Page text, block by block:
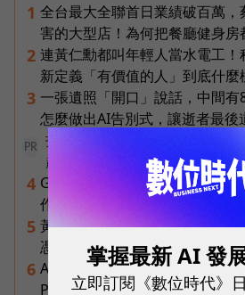
1 全台最大全聯首日業績破百萬
害的大型店！為何把餐廳健身房
2 連黃仁勳都叫年輕人當水電工
新定義「有價值的人」到底什麼
3 一張遺照「開口」說話，中間
怎麼做出AI告別式，讓逝者最後
PR
打造 AI 行銷飛輪！破解企業行
越差」的盲點
4 Gemini Spark完整教學｜幫你
作流程，3個超實用情境一次看
5 黃仁勳兆元宴永遠站最後一排！
憑什麼讓台達電被市場重新定價
6 AI 時代的行動生產力：MSI 如
Prestige 14 Flip AI+ 重新定義
掌握最新 AI 發
立即訂閱《數位時代》